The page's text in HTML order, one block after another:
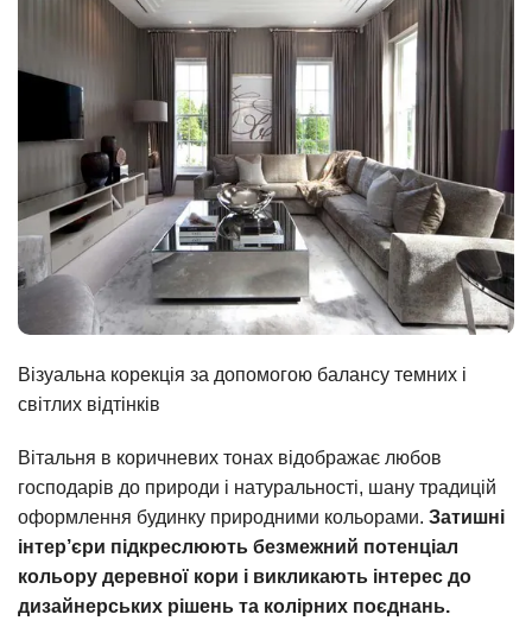
Візуальна корекція за допомогою балансу темних і
світлих відтінків
Вітальня в коричневих тонах відображає любов
господарів до природи і натуральності, шану традицій
оформлення будинку природними кольорами. Затишні
інтер’єри підкреслюють безмежний потенціал
кольору деревної кори і викликають інтерес до
дизайнерських рішень та колірних поєднань.